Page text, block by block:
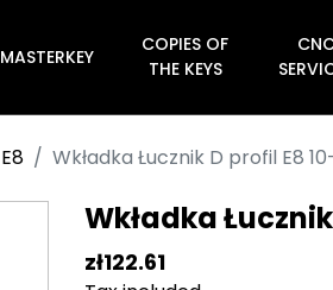
MASTERKEY
COPIES OF
THE KEYS
E8 Wkładka Łucznik D profil E8
Wkładka
zł122.61